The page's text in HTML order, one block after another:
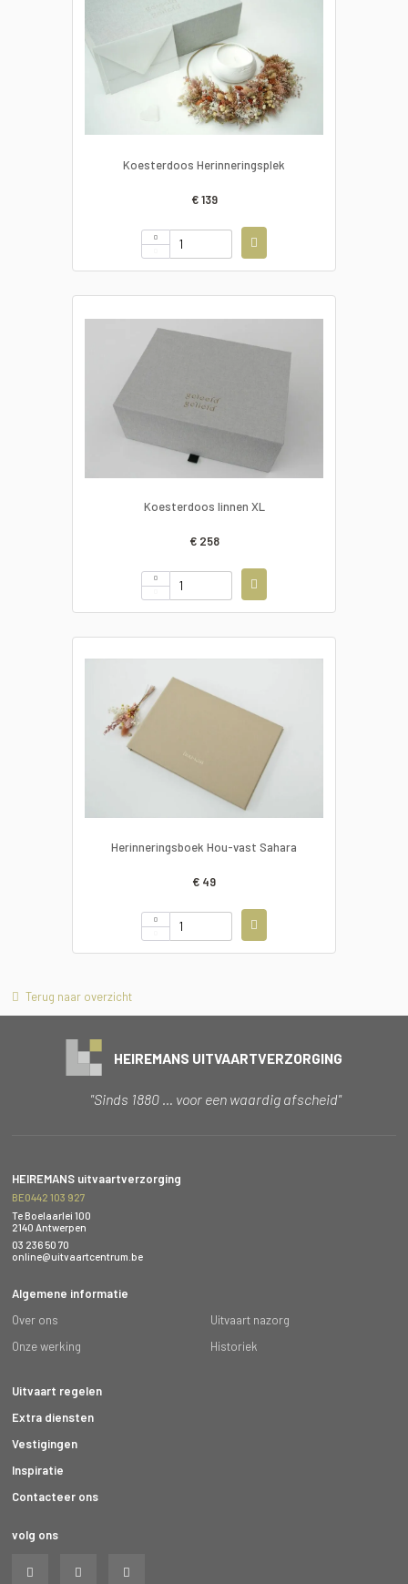
Koesterdoos Herinneringsplek
€ 139
Koesterdoos linnen XL
€ 258
Herinneringsboek Hou-vast Sahara
€ 49
Terug naar overzicht
HEIREMANS UITVAARTVERZORGING
"Sinds 1880 … voor een waardig afscheid"
HEIREMANS uitvaartverzorging
BE0442 103 927
Te Boelaarlei 100
2140 Antwerpen
03 236 50 70
online@uitvaartcentrum.be
Algemene informatie
Over ons
Uitvaart nazorg
Onze werking
Historiek
Uitvaart regelen
Extra diensten
Vestigingen
Inspiratie
Contacteer ons
volg ons